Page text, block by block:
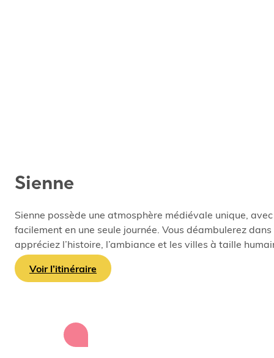
Sienne
Sienne possède une atmosphère médiévale unique,
facilement en une seule journée. Vous déambulerez
appréciez l’histoire, l’ambiance et les villes à taille
Voir l’itinéraire